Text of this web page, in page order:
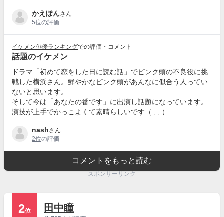
かえぽんさん
5位の評価
イケメン俳優ランキングでの評価・コメント
話題のイケメン
ドラマ「初めて恋をした日に読む話」でピンク頭の不良役に挑
戦した横浜さん。鮮やかなピンク頭があんなに似合う人ってい
ないと思います。
そして今は「あなたの番です」に出演し話題になっています。
演技が上手でかっこよくて素晴らしいです（ ; ; ）
nashさん
2位の評価
コメントをもっと読む
スポンサーリンク
2位 田中瞳